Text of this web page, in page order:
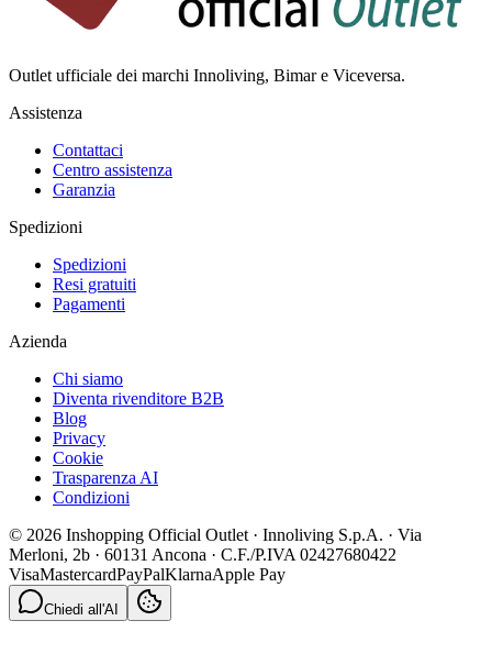
Outlet ufficiale dei marchi Innoliving, Bimar e Viceversa.
Assistenza
Contattaci
Centro assistenza
Garanzia
Spedizioni
Spedizioni
Resi gratuiti
Pagamenti
Azienda
Chi siamo
Diventa rivenditore B2B
Blog
Privacy
Cookie
Trasparenza AI
Condizioni
© 2026 Inshopping Official Outlet · Innoliving S.p.A. · Via
Merloni, 2b · 60131 Ancona · C.F./P.IVA 02427680422
VisaMastercardPayPalKlarnaApple Pay
Chiedi all'AI